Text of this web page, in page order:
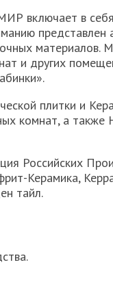
включает в
представлен
материалов.
и других
плитки и
комнат, а
Российских
Керамика,
тайл.